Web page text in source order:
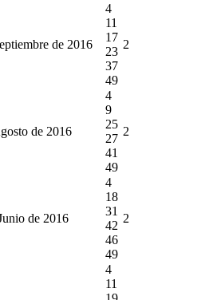
de 2016
4
11
17
23
37
49
2
de 2016
4
9
25
27
41
49
2
de 2016
4
18
31
42
46
49
2
4
11